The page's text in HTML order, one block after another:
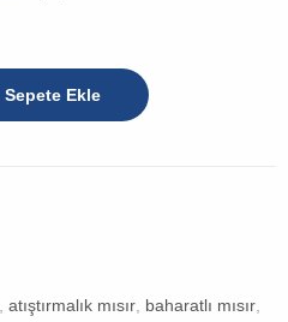
Sepete Ekle
atıştırmalık mısır baharatlı mısır